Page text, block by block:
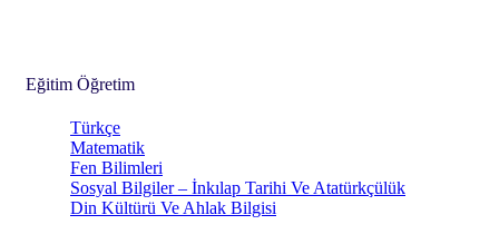
Eğitim Öğretim
Türkçe
Matematik
Fen Bilimleri
Sosyal Bilgiler – İnkılap Tarihi Ve Atatürkçülük
Din Kültürü Ve Ahlak Bilgisi